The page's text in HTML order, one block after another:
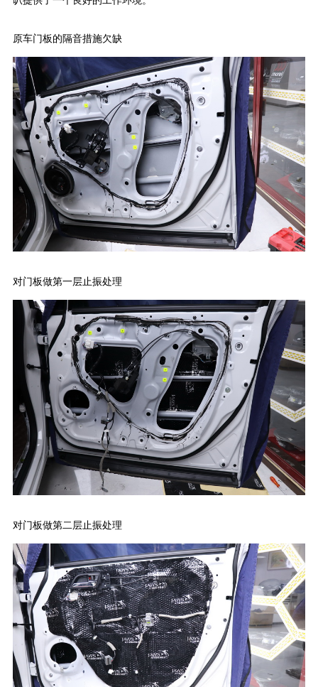
原车门板的隔音措施欠缺
对门板做第一层止振处理
对门板做第二层止振处理